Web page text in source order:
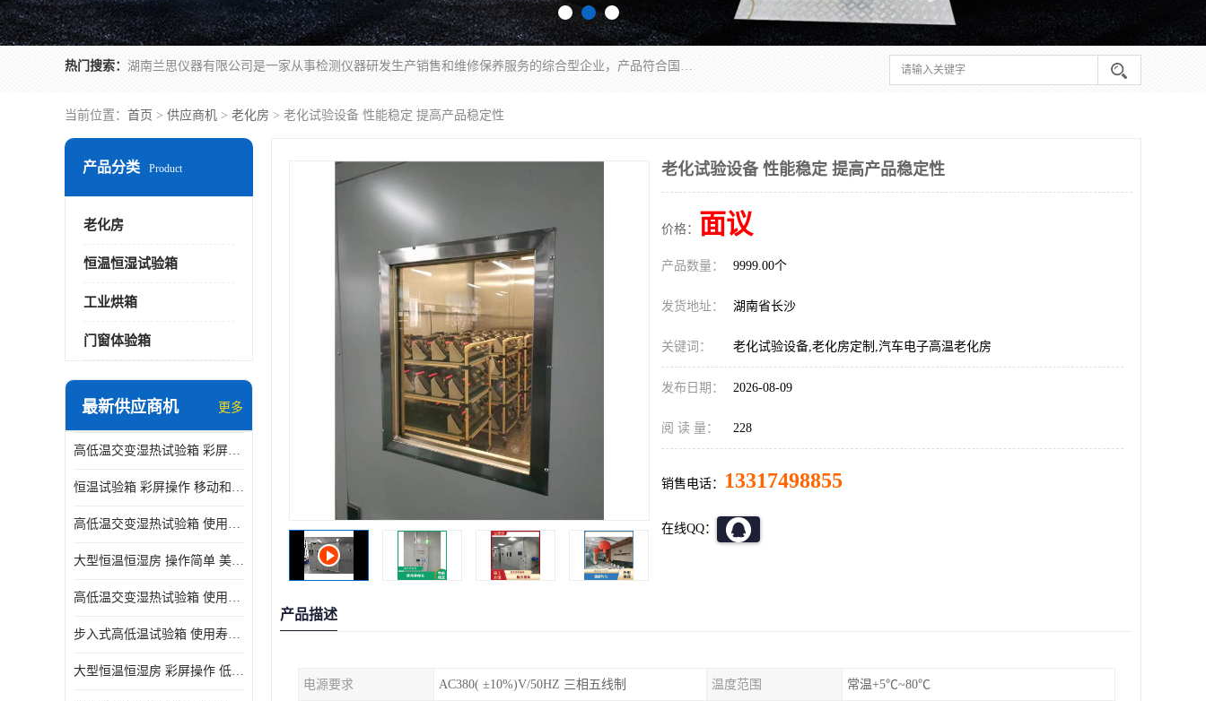
热门搜索： 湖南兰思仪器有限公司是一家从事检测仪器研发生产销售和维修保养服务的综合型企业，产品符合国际标准可按需定制专业售前售后工程师，主要有门窗性能体验箱、门窗隔音展示箱、恒温恒湿试验箱、步入式恒温恒湿房、高低温试验箱、老化试验箱、老化试验房、恒温恒湿培养箱、水泥标准养护试验箱、电热鼓风干燥试验箱、真空干燥箱、工业烤箱、盐雾腐蚀试验箱等。
当前位置： 首页 > 供应商机 > 老化房 > 老化试验设备 性能稳定 提高产品稳定性
产品分类 Product
老化房
恒温恒湿试验箱
工业烘箱
门窗体验箱
最新供应商机 更多
高低温交变湿热试验箱 彩屏操作 移动和放置方便
恒温试验箱 彩屏操作 移动和放置方便
高低温交变湿热试验箱 使用寿命长 优良外油漆
大型恒温恒湿房 操作简单 美观实用 清洁更方便
高低温交变湿热试验箱 使用寿命长 造型美观大方新颖
步入式高低温试验箱 使用寿命长 低耗电量 平稳电流
大型恒温恒湿房 彩屏操作 低耗电量 平稳电流
老化试验设备 性能稳定 提高产品稳定性
价格： 面议
产品数量： 9999.00个
发货地址： 湖南省长沙
关键词： 老化试验设备,老化房定制,汽车电子高温老化房
发布日期： 2026-08-09
阅 读 量： 228
销售电话： 13317498855
在线QQ：
产品描述
电源要求 AC380( ±10%)V/50HZ 三相五线制 温度范围 常温+5℃~80℃